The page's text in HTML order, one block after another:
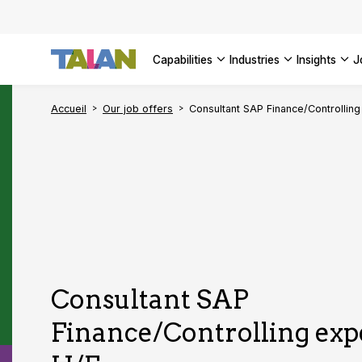
capabilities SEE ALL
industries insights
Accueil Our job offers Consultant SAP Finance/
Consultant SAP
Finance/Controlling